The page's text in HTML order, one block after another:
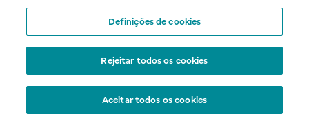
Definições de cookies
Rejeitar todos os cookies
Aceitar todos os cookies